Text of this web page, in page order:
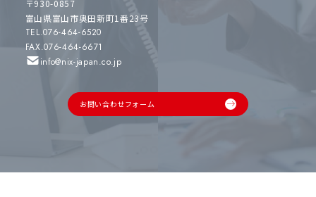
〒930-0857
富山県富山市奥田新町1番23号
TEL.076-464-6520
FAX.076-464-6671
info@nix-japan.co.jp
お問い合わせフォーム